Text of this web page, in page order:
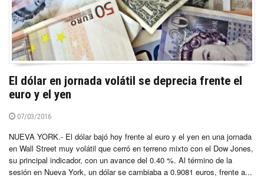
El dólar en jornada volátil se deprecia frente el
euro y el yen
07/03/2016
NUEVA YORK.- El dólar bajó hoy frente al euro y el yen en una jornada
en Wall Street muy volátil que cerró en terreno mixto con el Dow Jones,
su principal indicador, con un avance del 0.40 %. Al término de la
sesión en Nueva York, un dólar se cambiaba a 0.9081 euros, frente a...